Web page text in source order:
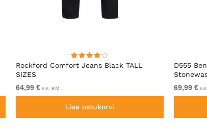
Rockford Comfort Jeans Black TALL
SIZES
64,99 € sis. KM
Lisa ostukorvi
D555
69,99 €